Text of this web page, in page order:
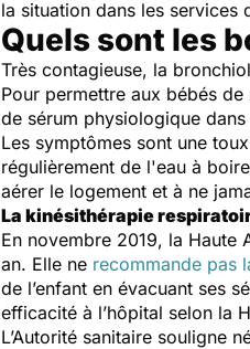
la situation dans les services
Quels sont les
Très contagieuse, la
Pour permettre aux bébés
de sérum physiologique
Les symptômes sont une
régulièrement de l'eau à
aérer le logement et à ne
La kinésithérapie
En novembre 2019, la Haute
an. Elle ne recommande pas
de l’enfant en évacuant ses
efficacité à l’hôpital selon la
L’Autorité sanitaire souligne